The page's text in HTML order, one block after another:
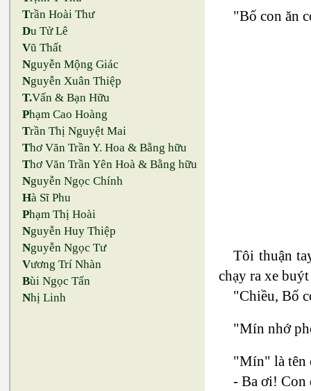
Trần Hoài Thư
Du Tử Lê
Vũ Thất
Nguyễn Mộng Giác
Nguyễn Xuân Thiệp
T.Vấn & Bạn Hữu
Phạm Cao Hoàng
Trần Thị Nguyệt Mai
Thơ Văn Trần Y. Hoa & Bằng hữu
Thơ Văn Trần Yên Hoà & Bằng hữu
Nguyễn Ngọc Chính
Hà Sĩ Phu
Phạm Thị Hoài
Nguyễn Huy Thiệp
Nguyễn Ngọc Tư
Vương Trí Nhàn
Bùi Ngọc Tấn
Nhị Linh
"Bố con ăn
Tôi thuận
chạy ra xe
"Chiều, Bố
"Mín nhớ
"Mín" là tên
- Ba ơi! Con